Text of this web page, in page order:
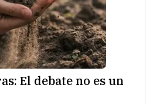
El debate no es un